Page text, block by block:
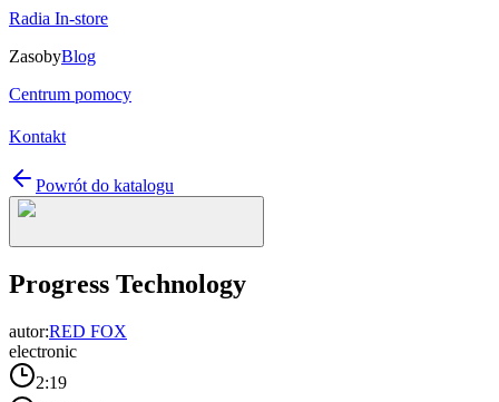
Radia In-store
ZasobyBlog
Centrum pomocy
Kontakt
Powrót do katalogu
Progress Technology
autor:RED FOX
electronic
2:19